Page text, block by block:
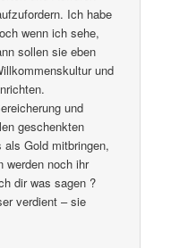
Ich habe
wenn ich sehe,
sollen sie eben
und
und
geschenkten
Gold mitbringen,
werden noch ihr
dir was sagen ?
verdient – sie